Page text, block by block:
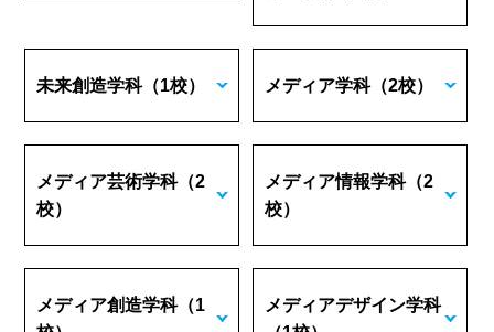
未来創造学科（1校） メディア学科（2校）
メディア芸術学科（2
校）
メディア情報学科（2
校）
メディア創造学科（1
メディアデザイン学科